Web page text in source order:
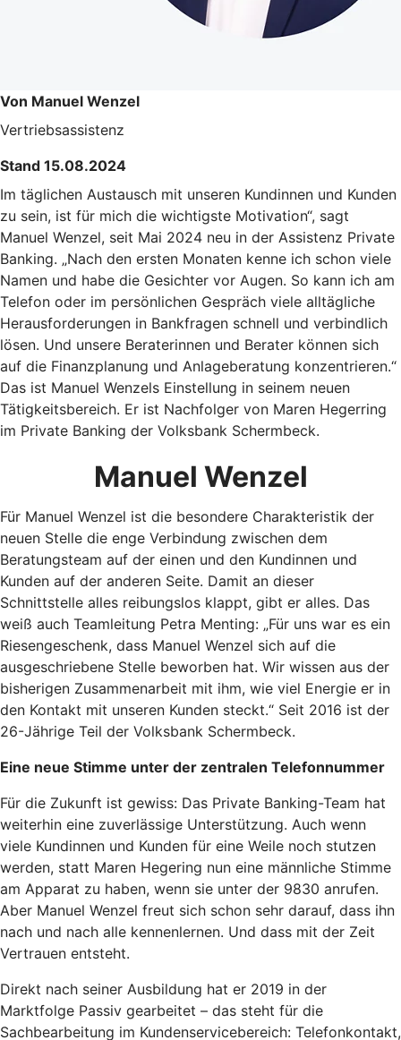
Von Manuel Wenzel
Vertriebsassistenz
Stand 15.08.2024
Im täglichen Austausch mit unseren Kundinnen und Kunden
zu sein, ist für mich die wichtigste Motivation“, sagt
Manuel Wenzel, seit Mai 2024 neu in der Assistenz Private
Banking. „Nach den ersten Monaten kenne ich schon viele
Namen und habe die Gesichter vor Augen. So kann ich am
Telefon oder im persönlichen Gespräch viele alltägliche
Herausforderungen in Bankfragen schnell und verbindlich
lösen. Und unsere Beraterinnen und Berater können sich
auf die Finanzplanung und Anlageberatung konzentrieren.“
Das ist Manuel Wenzels Einstellung in seinem neuen
Tätigkeitsbereich. Er ist Nachfolger von Maren Hegerring
im Private Banking der Volksbank Schermbeck.
Manuel Wenzel
Für Manuel Wenzel ist die besondere Charakteristik der
neuen Stelle die enge Verbindung zwischen dem
Beratungsteam auf der einen und den Kundinnen und
Kunden auf der anderen Seite. Damit an dieser
Schnittstelle alles reibungslos klappt, gibt er alles. Das
weiß auch Teamleitung Petra Menting: „Für uns war es ein
Riesengeschenk, dass Manuel Wenzel sich auf die
ausgeschriebene Stelle beworben hat. Wir wissen aus der
bisherigen Zusammenarbeit mit ihm, wie viel Energie er in
den Kontakt mit unseren Kunden steckt.“ Seit 2016 ist der
26-Jährige Teil der Volksbank Schermbeck.
Eine neue Stimme unter der zentralen Telefonnummer
Für die Zukunft ist gewiss: Das Private Banking-Team hat
weiterhin eine zuverlässige Unterstützung. Auch wenn
viele Kundinnen und Kunden für eine Weile noch stutzen
werden, statt Maren Hegering nun eine männliche Stimme
am Apparat zu haben, wenn sie unter der 9830 anrufen.
Aber Manuel Wenzel freut sich schon sehr darauf, dass ihn
nach und nach alle kennenlernen. Und dass mit der Zeit
Vertrauen entsteht.
Direkt nach seiner Ausbildung hat er 2019 in der
Marktfolge Passiv gearbeitet – das steht für die
Sachbearbeitung im Kundenservicebereich: Telefonkontakt,